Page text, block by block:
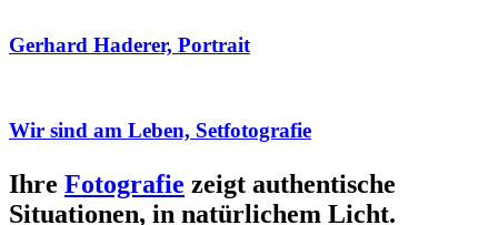
Gerhard Haderer, Portrait
Wir sind am Leben, Setfotografie
Ihre Fotografie zeigt authentische
Situationen, in natürlichem Licht.